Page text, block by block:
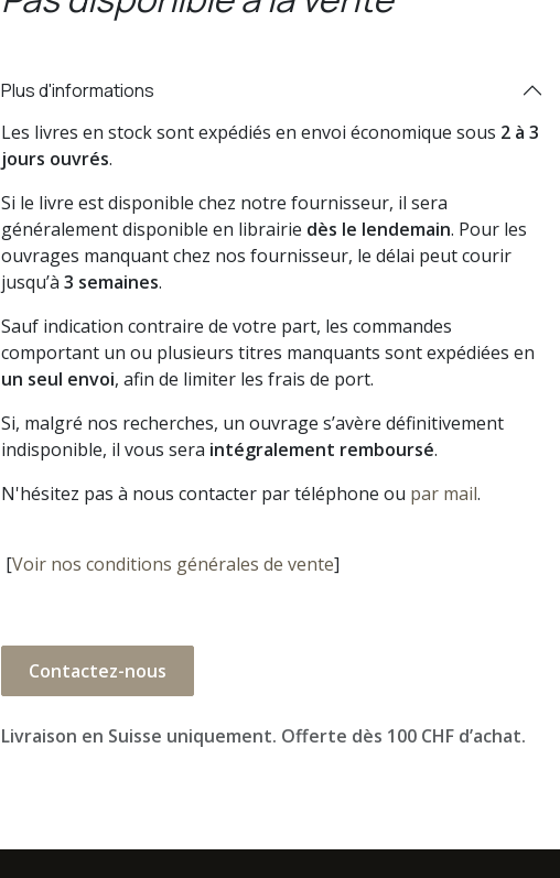
Plus d'informations
Les livres en stock sont expédiés en envoi économique sous 2 à 3
jours ouvrés.
Si le livre est disponible chez notre fournisseur, il sera
généralement disponible en librairie dès le lendemain. Pour les
ouvrages manquant chez nos fournisseur, le délai peut courir
jusqu’à 3 semaines.
Sauf indication contraire de votre part, les commandes
comportant un ou plusieurs titres manquants sont expédiées en
un seul envoi, afin de limiter les frais de port.
Si, malgré nos recherches, un ouvrage s’avère définitivement
indisponible, il vous sera intégralement remboursé.
N'hésitez pas à nous contacter par téléphone ou par mail.
[Voir nos conditions générales de vente]
Contactez-nous
Livraison en Suisse uniquement. Offerte dès 100 CHF d’achat.